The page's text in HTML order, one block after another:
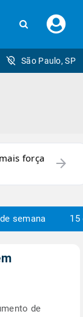
seu
São Paulo, SP
força
arrow_forward
semana 15
de